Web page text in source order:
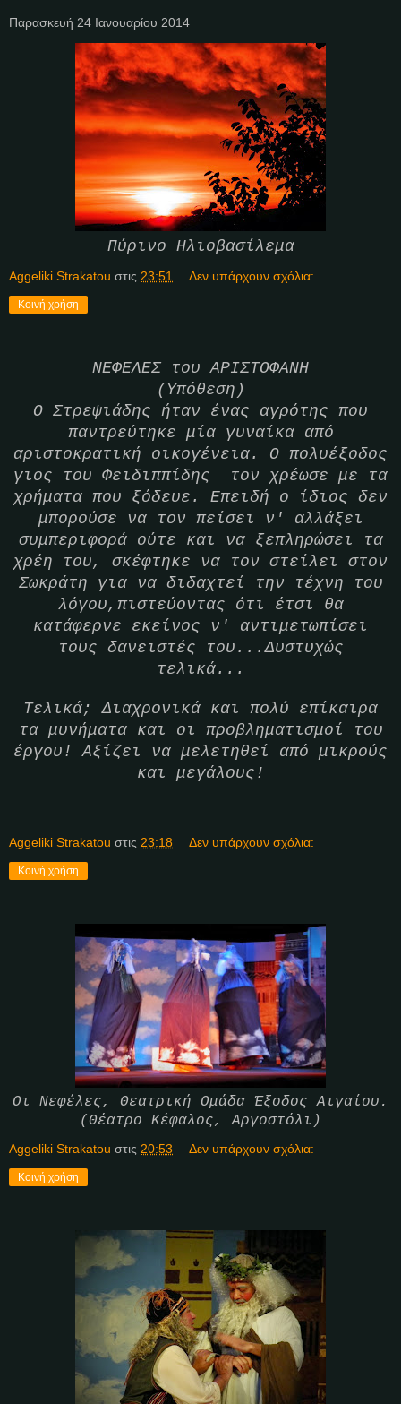
Παρασκευή 24 Ιανουαρίου 2014
Πύρινο Ηλιοβασίλεμα
Aggeliki Strakatou στις 23:51 Δεν υπάρχουν σχόλια:
Κοινή χρήση
ΝΕΦΕΛΕΣ του ΑΡΙΣΤΟΦΑΝΗ
(Υπόθεση)
Ο Στρεψιάδης ήταν ένας αγρότης που
παντρεύτηκε μία γυναίκα από
αριστοκρατική οικογένεια. Ο πολυέξοδος
γιος του Φειδιππίδης τον χρέωσε με τα
χρήματα που ξόδευε. Επειδή ο ίδιος δεν
μπορούσε να τον πείσει ν' αλλάξει
συμπεριφορά ούτε και να ξεπληρώσει τα
χρέη του, σκέφτηκε να τον στείλει στον
Σωκράτη για να διδαχτεί την τέχνη του
λόγου,πιστεύοντας ότι έτσι θα
κατάφερνε εκείνος ν' αντιμετωπίσει
τους δανειστές του...Δυστυχώς
τελικά...
Τελικά; Διαχρονικά και πολύ επίκαιρα
τα μυνήματα και οι προβληματισμοί του
έργου! Αξίζει να μελετηθεί από μικρούς
και μεγάλους!
Aggeliki Strakatou στις 23:18 Δεν υπάρχουν σχόλια:
Κοινή χρήση
Οι Νεφέλες, Θεατρική Ομάδα Έξοδος Αιγαίου.
(Θέατρο Κέφαλος, Αργοστόλι)
Aggeliki Strakatou στις 20:53 Δεν υπάρχουν σχόλια:
Κοινή χρήση